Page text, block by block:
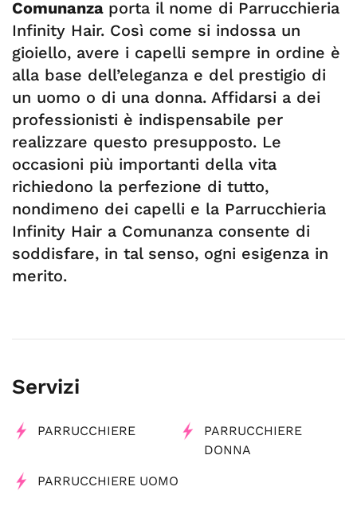
Comunanza porta il nome di Parrucchieria
Infinity Hair. Così come si indossa un
gioiello, avere i capelli sempre in ordine è
alla base dell’eleganza e del prestigio di
un uomo o di una donna. Affidarsi a dei
professionisti è indispensabile per
realizzare questo presupposto. Le
occasioni più importanti della vita
richiedono la perfezione di tutto,
nondimeno dei capelli e la Parrucchieria
Infinity Hair a Comunanza consente di
soddisfare, in tal senso, ogni esigenza in
merito.
Servizi
PARRUCCHIERE
PARRUCCHIERE
DONNA
PARRUCCHIERE UOMO